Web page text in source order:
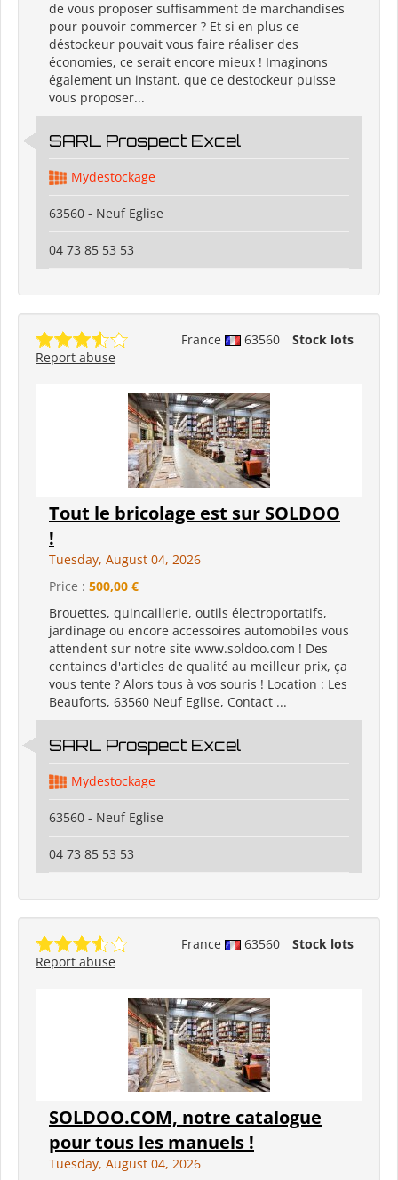
de vous proposer suffisamment de marchandises
pour pouvoir commercer ? Et si en plus ce
déstockeur pouvait vous faire réaliser des
économies, ce serait encore mieux ! Imaginons
également un instant, que ce destockeur puisse
vous proposer...
SARL Prospect Excel
Mydestockage
63560 - Neuf Eglise
04 73 85 53 53
France 63560
Stock lots
Report abuse
Tout le bricolage est sur SOLDOO
!
Tuesday, August 04, 2026
Price : 500,00 €
Brouettes, quincaillerie, outils électroportatifs,
jardinage ou encore accessoires automobiles vous
attendent sur notre site www.soldoo.com ! Des
centaines d'articles de qualité au meilleur prix, ça
vous tente ? Alors tous à vos souris ! Location : Les
Beauforts, 63560 Neuf Eglise, Contact ...
SARL Prospect Excel
Mydestockage
63560 - Neuf Eglise
04 73 85 53 53
France 63560
Stock lots
Report abuse
SOLDOO.COM, notre catalogue
pour tous les manuels !
Tuesday, August 04, 2026